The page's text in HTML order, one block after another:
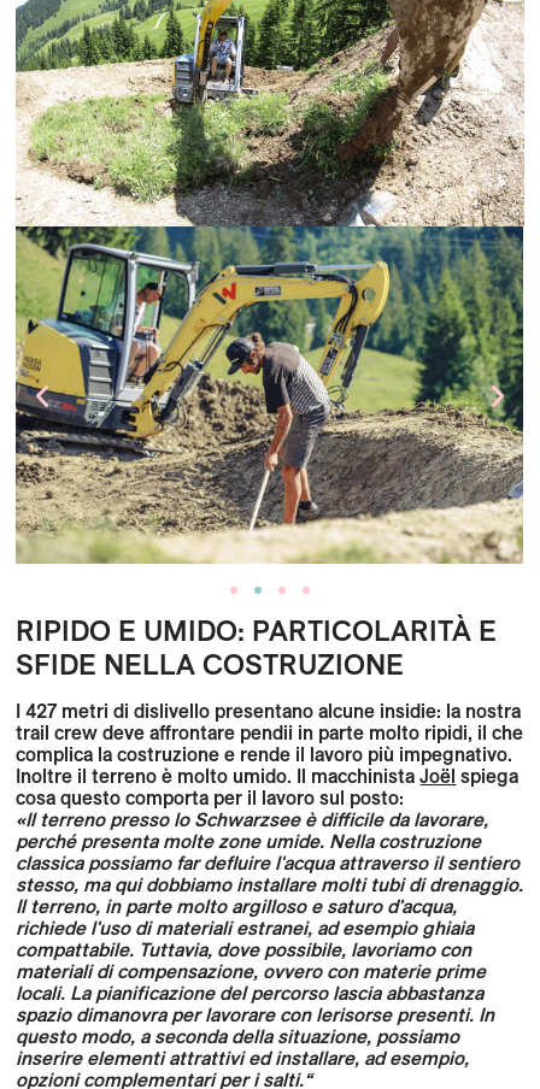
RIPIDO E UMIDO: PARTICOLARITÀ E
SFIDE NELLA COSTRUZIONE
I 427 metri di dislivello presentano alcune insidie: la nostra
trail crew deve affrontare pendii in parte molto ripidi, il che
complica la costruzione e rende il lavoro più impegnativo.
Inoltre il terreno è molto umido. Il macchinistaJoël spiega
cosa questo comporta per il lavoro sul posto:
«Il terreno presso lo Schwarzsee è difficile da lavorare,
perché presenta molte zone umide. Nella costruzione
classica possiamo far defluire l'acqua attraverso il sentiero
stesso, ma qui dobbiamo installare molti tubi di drenaggio.
Il terreno, in parte molto argilloso e saturo d'acqua,
richiede l'uso di materiali estranei, ad esempio ghiaia
compattabile. Tuttavia, dove possibile, lavoriamo con
materiali di compensazione, ovvero con materie prime
locali. La pianificazione del percorso lascia abbastanza
spazio dimanovra perlavorare con lerisorsepresenti. In
questo modo, a seconda della situazione, possiamo
inserire elementi attrattivied installare, ad esempio,
opzioni complementari per i salti.“